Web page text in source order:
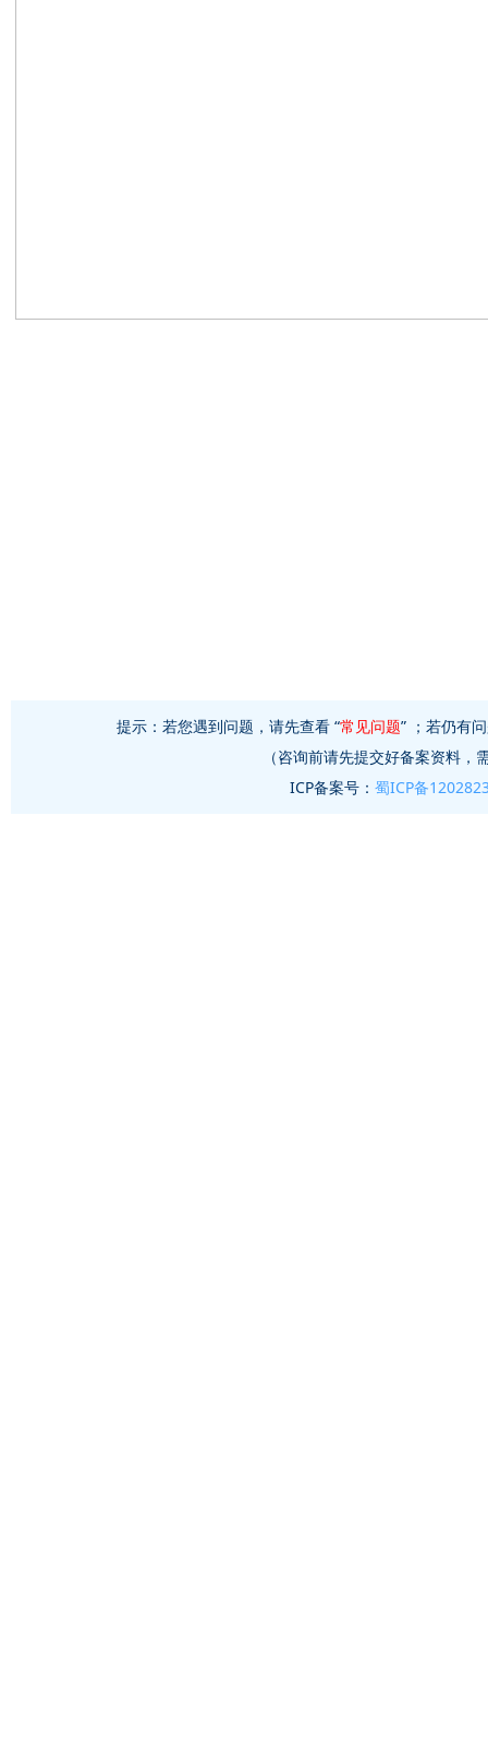
提示：若您遇到问题，请先查看 “常见问题” ；若仍有
（咨询前请先提交好备案资料
ICP备案号： 蜀ICP备